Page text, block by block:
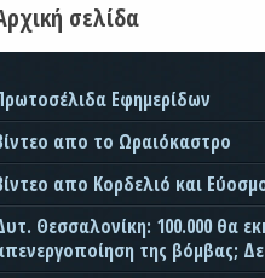
σελίδα
Εφημερίδων
απο το Ωραιόκαστρο
απο Κορδελιό και
Θεσσαλονίκη: 100.000 θα
της βόμβας;